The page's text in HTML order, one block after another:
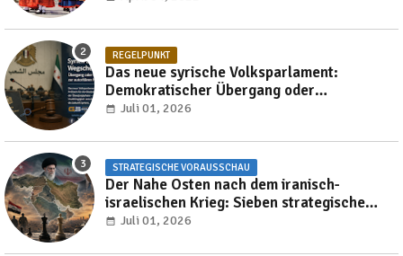
REGELPUNKT
Das neue syrische Volksparlament:
Demokratischer Übergang oder
Reproduktion autoritärer Herrschaft?
Juli 01, 2026
STRATEGISCHE VORAUSSCHAU
Der Nahe Osten nach dem iranisch-
israelischen Krieg: Sieben strategische
Transformationen, die die Region bis 2030
Juli 01, 2026